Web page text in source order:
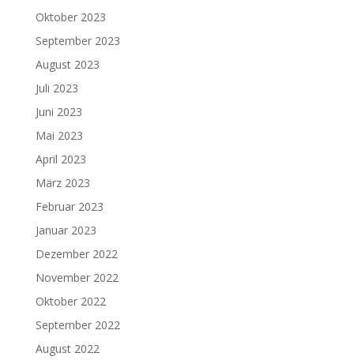
Oktober 2023
September 2023
August 2023
Juli 2023
Juni 2023
Mai 2023
April 2023
März 2023
Februar 2023
Januar 2023
Dezember 2022
November 2022
Oktober 2022
September 2022
August 2022